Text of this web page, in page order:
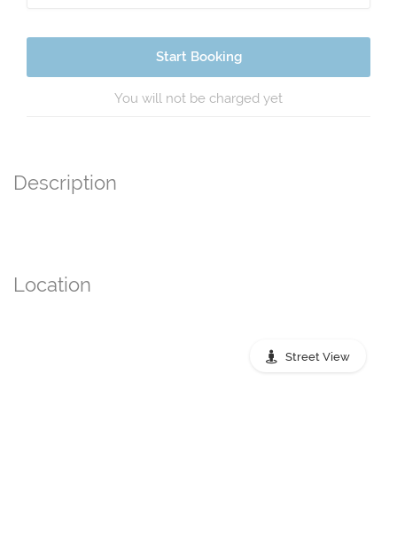
Start Booking
You will not be charged yet
Description
Location
Street View